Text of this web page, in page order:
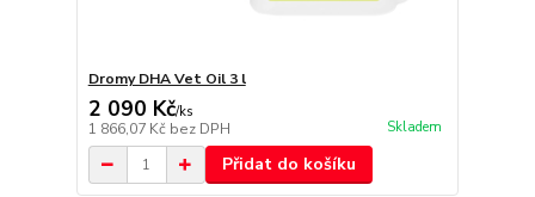
Dromy DHA Vet Oil 3 l
2 090 Kč/ks
1 866,07 Kč bez DPH Skladem
Přidat do košíku